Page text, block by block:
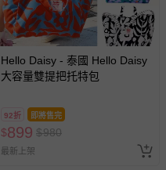
Hello Daisy - 泰國 Hello Daisy
大容量雙提把托特包
92折 即將售完
$899 $980
最新上架